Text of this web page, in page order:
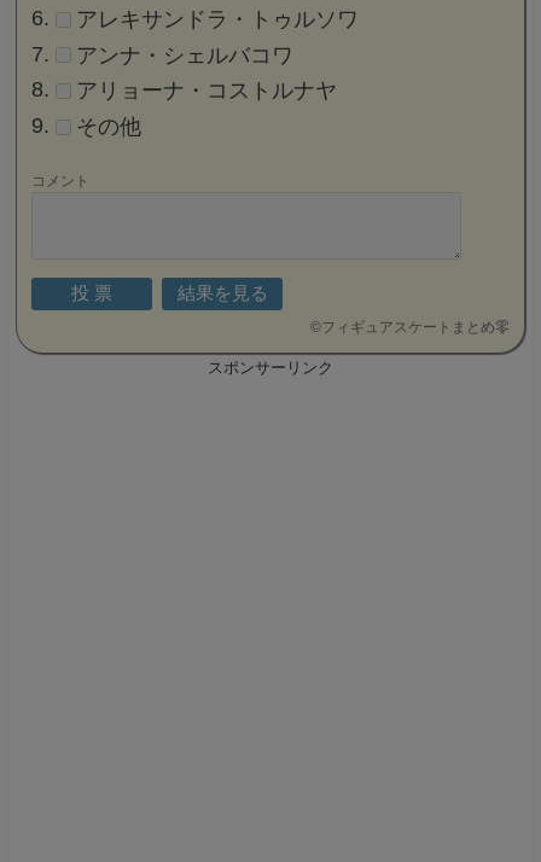
アレキサンドラ・トゥルソワ
アンナ・シェルバコワ
アリョーナ・コストルナヤ
その他
コメント
©フィギュアスケートまとめ零
スポンサーリンク